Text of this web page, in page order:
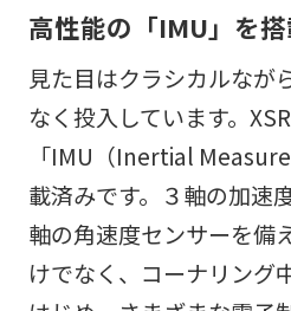
高性能の「IMU」を
見た目はクラシカルなが
なく投入しています。
「IMU（Inertial
載済みです。３軸の加速
軸の角速度センサーを備
けでなく、コーナリング